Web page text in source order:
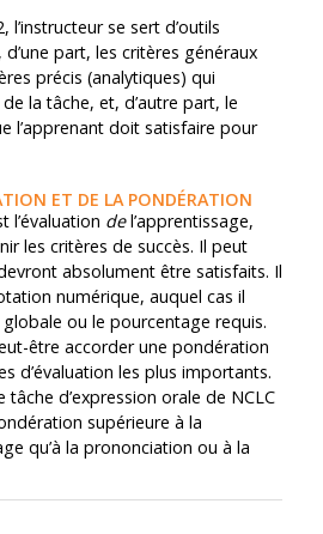
l’instructeur se sert d’outils
part, les critères généraux
précis (analytiques) qui
la tâche, et, d’autre part, le
l’apprenant doit satisfaire pour
ET DE LA PONDÉRATION
l’évaluation del’apprentissage,
les critères de succès. Il peut
absolument être satisfaits. Il
numérique, auquel cas il
ou le pourcentage requis.
être accorder une pondération
d’évaluation les plus importants.
d’expression orale de NCLC
supérieure à la
qu’à la prononciation ou à la